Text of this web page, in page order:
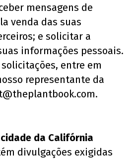
mensagens de
venda das suas
e solicitar a
informações pessoais.
solicitações, entre em
representante da
da Califórnia
divulgações exigidas